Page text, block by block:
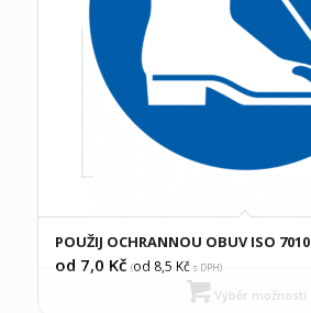
POUŽIJ OCHRANNOU OBUV ISO 7010
od 7,0 Kč (od 8,5 Kčs DPH)
Výběr možností